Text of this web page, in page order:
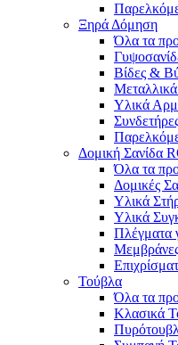
Ξηρά Δόμηση
Όλα τα
Βίδες &
Υλικά
Δομική Σανίδα
Όλα τα
Δομικές
Υλικά
Υλικά
Πλέγματα
Τούβλα
Όλα τα
Κλασικά